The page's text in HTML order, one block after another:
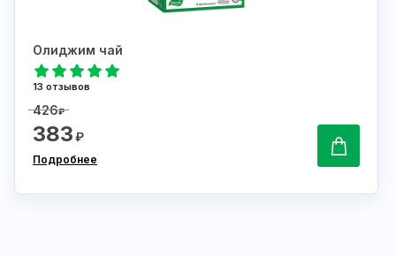
Олиджим чай
13 отзывов
426₽
383₽
Подробнее